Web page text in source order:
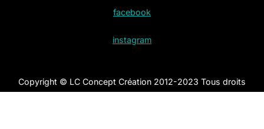
facebook
instagram
Copyright © LC Concept Création 2012-2023 Tous droits